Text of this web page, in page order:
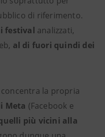
di riferimento.
festival analizzati,
al di fuori quindi dei
la propria
Meta (Facebook e
più vicini alla